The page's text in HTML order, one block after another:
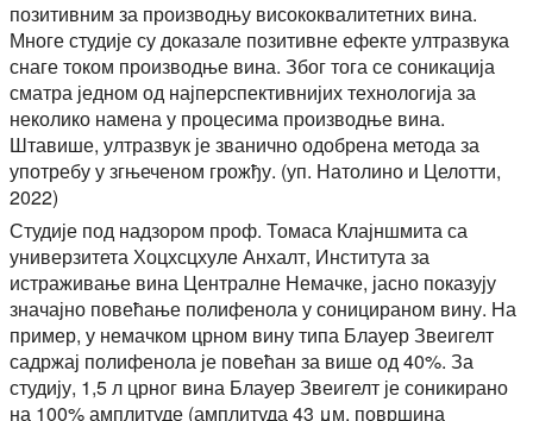
позитивним за производњу висококвалитетних вина.
Многе студије су доказале позитивне ефекте ултразвука
снаге током производње вина. Због тога се соникација
сматра једном од најперспективнијих технологија за
неколико намена у процесима производње вина.
Штавише, ултразвук је званично одобрена метода за
употребу у згњеченом грожђу. (уп. Натолино и Целотти,
2022)
Студије под надзором проф. Томаса Клајншмита са
универзитета Хоцхсцхуле Анхалт, Института за
истраживање вина Централне Немачке, јасно показују
значајно повећање полифенола у соницираном вину. На
пример, у немачком црном вину типа Блауер Звеигелт
садржај полифенола је повећан за више од 40%. За
студију, 1,5 л црног вина Блауер Звеигелт је соникирано
на 100% амплитуде (амплитуда 43 μм, површина